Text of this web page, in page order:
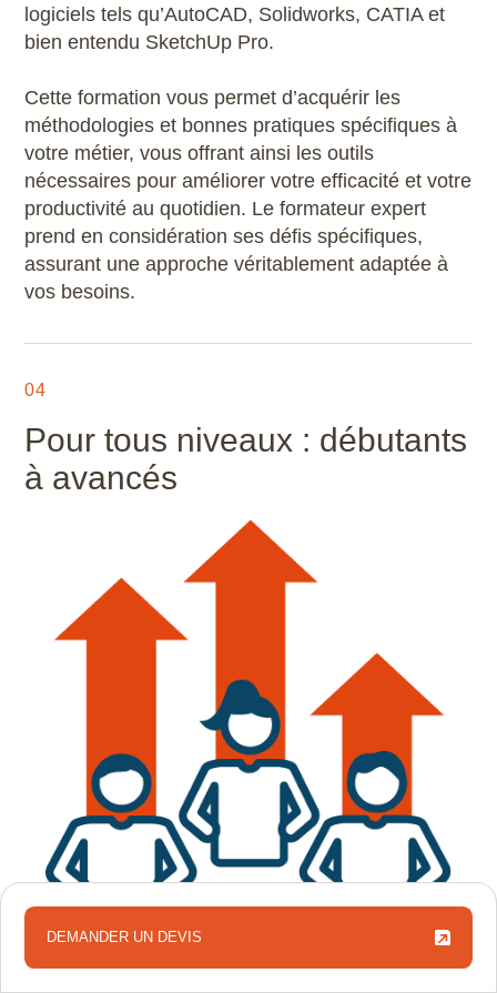
logiciels tels qu’AutoCAD, Solidworks, CATIA et
bien entendu SketchUp Pro.
Cette formation vous permet d’acquérir les
méthodologies et bonnes pratiques spécifiques à
votre métier, vous offrant ainsi les outils
nécessaires pour améliorer votre efficacité et votre
productivité au quotidien. Le formateur expert
prend en considération ses défis spécifiques,
assurant une approche véritablement adaptée à
vos besoins.
04
Pour tous niveaux : débutants
à avancés
DEMANDER UN DEVIS